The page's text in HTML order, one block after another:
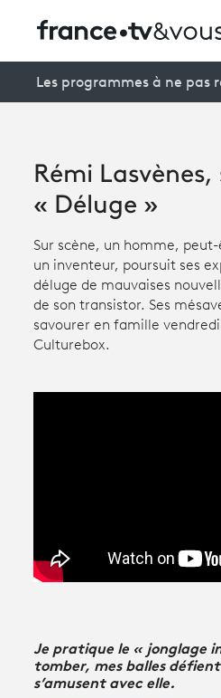
Creators
Participer et assister à une
À votre écoute
Productions et innovation
Les programmes à ne pas
Rémi
« Déluge »
Sur scène, un homme,
un inventeur, poursuit ses
déluge de mauvaises
de son transistor. Ses
savourer en famille
Culturebox.
Je pratique le « jonglage
tomber, mes balles
s’amusent avec elle.